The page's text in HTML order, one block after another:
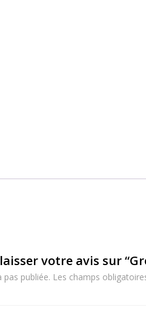
votre avis sur
pas publiée. Les champs